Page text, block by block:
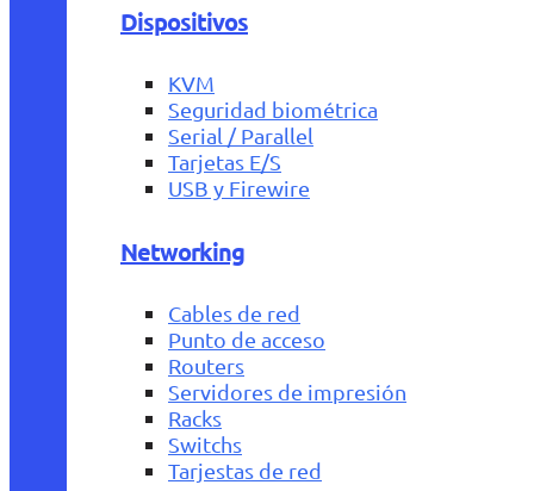
Dispositivos
KVM
Seguridad biométrica
Serial / Parallel
Tarjetas E/S
USB y Firewire
Networking
Cables de red
Punto de acceso
Routers
Servidores de impresión
Racks
Switchs
Tarjestas de red